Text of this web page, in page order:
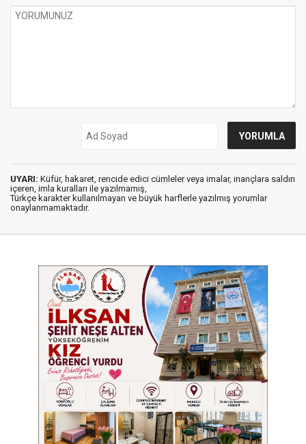
UYARI: Küfür, hakaret, rencide edici cümleler veya imalar, inançlara saldırı
içeren, imla kuralları ile yazılmamış,
Türkçe karakter kullanılmayan ve büyük harflerle yazılmış yorumlar
onaylanmamaktadır.